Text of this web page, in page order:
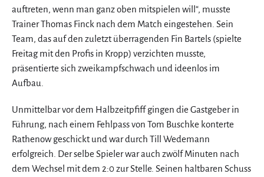
auftreten, wenn man ganz oben mitspielen will“, musste
Trainer Thomas Finck nach dem Match eingestehen. Sein
Team, das auf den zuletzt überragenden Fin Bartels (spielte
Freitag mit den Profis in Kropp) verzichten musste,
präsentierte sich zweikampfschwach und ideenlos im
Aufbau.
Unmittelbar vor dem Halbzeitpfiff gingen die Gastgeber in
Führung, nach einem Fehlpass von Tom Buschke konterte
Rathenow geschickt und war durch Till Wedemann
erfolgreich. Der selbe Spieler war auch zwölf Minuten nach
dem Wechsel mit dem 2:0 zur Stelle. Seinen haltbaren Schuss